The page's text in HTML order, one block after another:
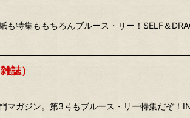
特集ももちろんブルース・リー！SELF＆
誌）
ガジン。第3号もブルース・リー特集だぞ！